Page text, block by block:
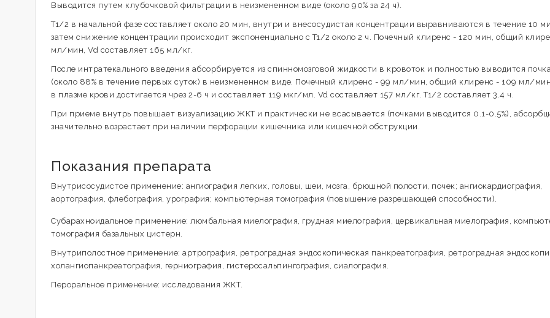
Выводится путем клубочковой фильтрации в неизмененном виде (около 90% за 24 ч).
T1/2 в начальной фазе составляет около 20 мин, внутри и внесосудистая концентрации выравниваются в течение 10
затем снижение концентрации происходит экспоненциально с T1/2 около 2 ч. Почечный клиренс - 120 мин, общий
мл/мин, Vd составляет 165 мл/кг.
После интратекального введения абсорбируется из спинномозговой жидкости в кровоток и полностью выводится
(около 88% в течение первых суток) в неизмененном виде. Почечный клиренс - 99 мл/мин, общий клиренс - 109 мл/
в плазме крови достигается чрез 2-6 ч и составляет 119 мкг/мл. Vd составляет 157 мл/кг. T1/2 составляет 3.4 ч.
При приеме внутрь повышает визуализацию ЖКТ и практически не всасывается (почками выводится 0.1-0.5%),
значительно возрастает при наличии перфорации кишечника или кишечной обструкции.
Показания препарата
Внутрисосудистое применение: ангиография легких, головы, шеи, мозга, брюшной полости, почек; ангиокардиография,
аортография, флебография, урография; компьютерная томография (повышение разрешающей способности).
Субарахноидальное применение: люмбальная миелография, грудная миелография, цервикальная миелография,
томография базальных цистерн.
Внутриполостное применение: артрография, ретроградная эндоскопическая панкреатография, ретроградная
холангиопанкреатография, герниография, гистеросальпингография, сиалография.
Пероральное применение: исследования ЖКТ.